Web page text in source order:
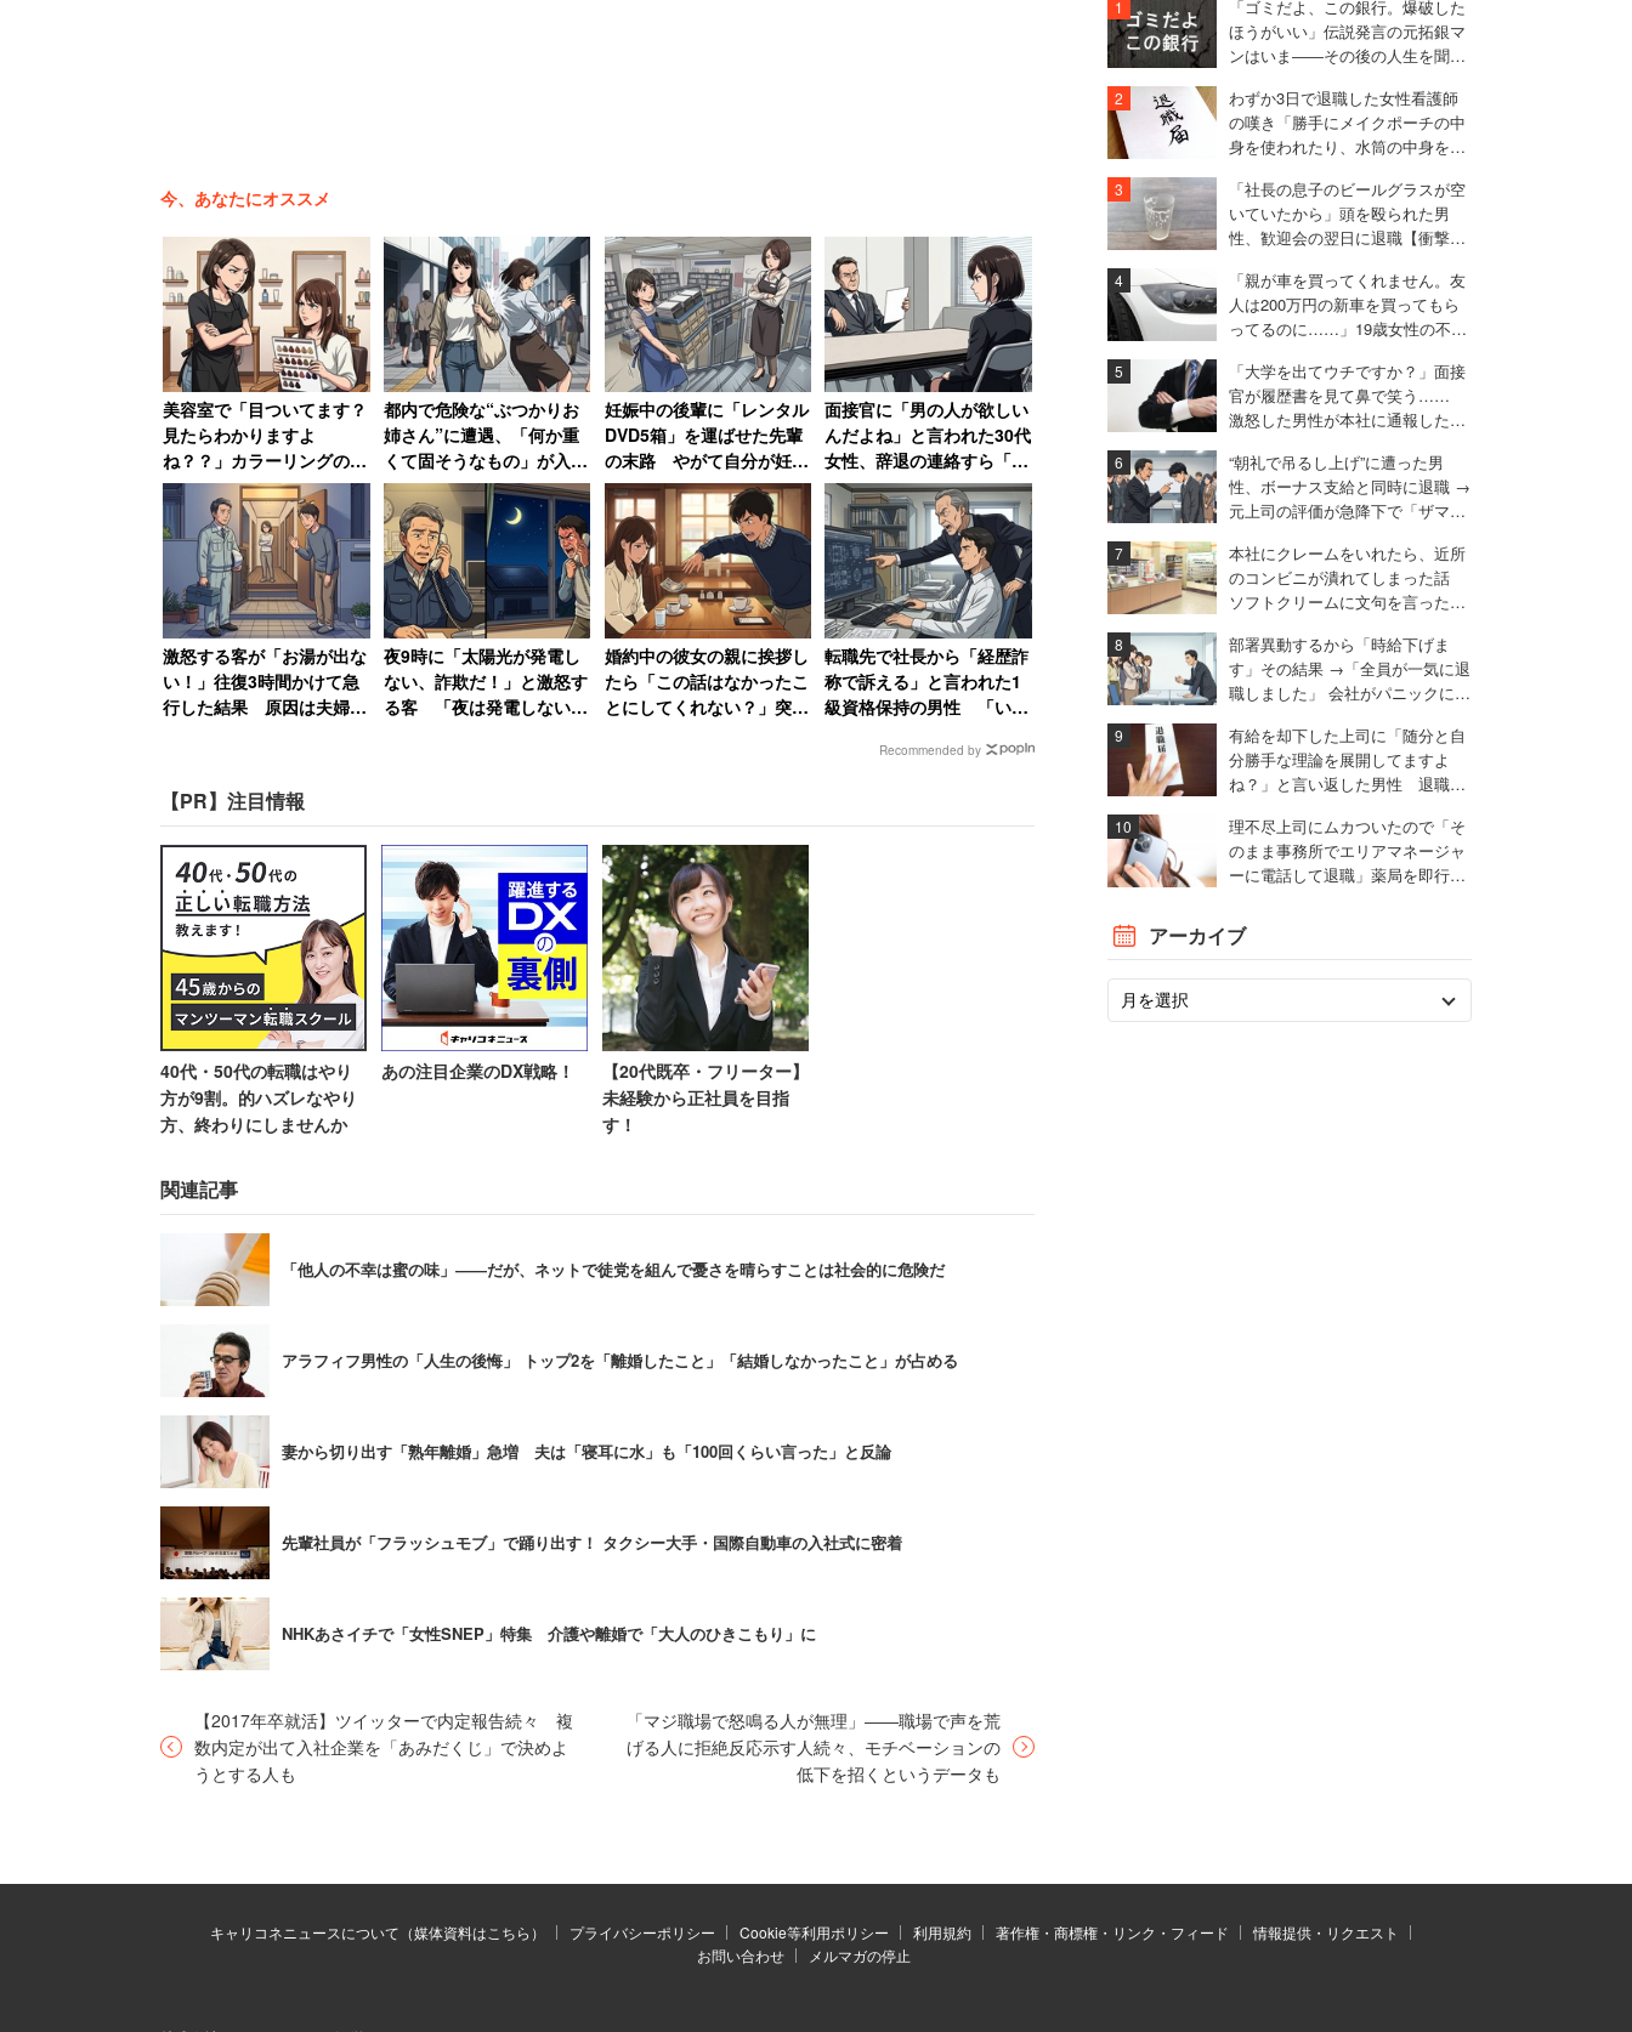
事件は結婚式の記念撮影のときに起こった。参加者が壇上に上り、カメラマンがシャッターを
多い、フラッシュモブ（会場にいる人が突然ダンスなどを行うサプライズ演出）である。
会場は大盛り上がりを見せたが、新婦は大のフラッシュモブ嫌いであり、ショックのあまりそ
の場に泣き崩れ、花束を受け取ることなく退出。結局会場に戻ることができず、記念撮影は行
われないまま結婚式は終了となった。その後行われるはずだった二次会も欠席した。
相談者によれば、フラッシュモブが苦手なことは事前に新郎に伝えてあった。それにもかかわ
らずフラッシュモブを強行した新郎に怒りが収まらないようだ。
「正直、もう、離婚しようかな、と思っています。このまま旦那と、そして旦那
の関係者とうまく付き合う自信がありませんし、会いたくありません。結婚式(披
露宴)をぶち壊された悔しさ、旦那への失望。もう、離婚しか考えられないで
昨年5月の投稿ではあるが、今月1日にまとめサイトで取り上げられたことなどで話題になっ
た。ネット上では相談者に同情する声もある。
「あなたが嫌だと公言している事を自己満足の為にやらかした旦那でしょ。迷わ
ず離婚でしょ」
「Youtubeで結婚式フラッシュモブの動画見たけど……うぁぁこれはムリムリ。俺
も絶対耐えられないわ。お客でも逃げたくなる」
「結婚式にフラッシュモブされたら旦那ぶん殴るわな」
フラッシュモブを嫌う人はかなりいるようで、ネット上でも「自己満と内輪ノリのかたまり。
輪の外の人は引く」「日本人に合わない」という意見が出ていた。
近年人気のフラッシュモブ、でも相手がどう感じるかも
考えて
相談者は最初の投稿から3日後、ヤフー知恵袋で夫と離婚したことを報告。「夫は直接的には
悪いわけではないが、義実家側が仕組んだ」という意味深な書き込みをしている。これに対
し、新郎の家族はこの結婚には反対で、破談にするためにわざとやったのではないかという憶
測まで生じている。
ネット上では、「離婚決めるの早すぎ。釣りだろ」といった声も出ていたが、相手が嫌だとい
うことを強引に行うのは、夫婦間の信頼関係を壊すことになりかねない。そこはやらないのが
賢明だろう。
テイクアンドギヴ・ニーズが全国491名のウェディングプランナーを対象に行ったアンケート
今、あなたにオススメ
美容室で「目ついてます？
見たらわかりますよ
ね？？」カラーリングの説
明でなぜか煽られた女性
30年後も思い出す苦い記憶
都内で危険な“ぶつかりお
姉さん”に遭遇、「何か重
くて固そうなもの」が入っ
てそうなバッグで体当た
り 「おぞましい人種」と
語る40代男性
妊娠中の後輩に「レンタル
DVD5箱」を運ばせた先輩
の末路 やがて自分が妊娠
するも勤務態度が悪くて…
退職
面接官に「男の人が欲しい
んだよね」と言われた30代
女性、辞退の連絡すら「電
話するお金と時間ももった
いなかった」
激怒する客が「お湯が出な
い！」往復3時間かけて急
行した結果 原因は夫婦喧
夜9時に「太陽光が発電し
ない、詐欺だ！」と激怒す
る客 「夜は発電しない」
婚約中の彼女の親に挨拶し
たら「この話はなかったこ
とにしてくれない？」突然
転職先で社長から「経歴詐
称で訴える」と言われた1
級資格保持の男性 「いや
Recommended by
【PR】注目情報
40代・50代の転職はやり
方が9割。的ハズレなやり
方、終わりにしませんか
あの注目企業のDX戦略！
【20代既卒・フリーター】
未経験から正社員を目指
す！
関連記事
「他人の不幸は蜜の味」――だが、ネットで徒党を組んで憂さを晴らすことは社会的に危険だ
アラフィフ男性の「人生の後悔」 トップ2を「離婚したこと」「結婚しなかったこと」が占める
妻から切り出す「熟年離婚」急増 夫は「寝耳に水」も「100回くらい言った」と反論
先輩社員が「フラッシュモブ」で踊り出す！ タクシー大手・国際自動車の入社式に密着
NHKあさイチで「女性SNEP」特集 介護や離婚で「大人のひきこもり」に
【2017年卒就活】ツイッターで内定報告続々 複
数内定が出て入社企業を「あみだくじ」で決めよ
うとする人も
「マジ職場で怒鳴る人が無理」――職場で声を荒
げる人に拒絶反応示す人続々、モチベーションの
低下を招くというデータも
「ゴミだよ、この銀行。爆破した
ほうがいい」伝説発言の元拓銀マ
ンはいま――その後の人生を聞い
わずか3日で退職した女性看護師
の嘆き「勝手にメイクポーチの中
身を使われたり、水筒の中身を捨
「社長の息子のビールグラスが空
いていたから」頭を殴られた男
性、歓迎会の翌日に退職【衝撃エ
「親が車を買ってくれません。友
人は200万円の新車を買ってもら
ってるのに……」19歳女性の不満
「大学を出てウチですか？」面接
官が履歴書を見て鼻で笑う……
激怒した男性が本社に通報した結
“朝礼で吊るし上げ”に遭った男
性、ボーナス支給と同時に退職 →
元上司の評価が急降下で「ザマア
本社にクレームをいれたら、近所
のコンビニが潰れてしまった話
ソフトクリームに文句を言ったと
部署異動するから「時給下げま
す」その結果 →「全員が一気に退
職しました」 会社がパニックに陥
有給を却下した上司に「随分と自
分勝手な理論を展開してますよ
ね？」と言い返した男性 退職届
理不尽上司にムカついたので「そ
のまま事務所でエリアマネージャ
ーに電話して退職」薬局を即行で
アーカイブ
キャリコネニュースについて（媒体資料はこちら） プライバシーポリシー Cookie等利用ポリシー 利用規約 著作権・商標権・リンク・フィード
情報提供・リクエスト
お問い合わせ
メルマガの停止